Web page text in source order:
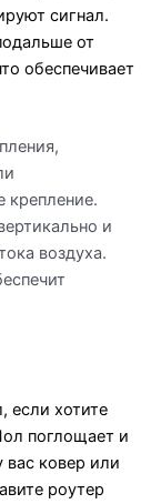
сигнал.
от
обеспечивает
крепление.
и
воздуха.
если хотите
поглощает и
вас ковер или
роутер